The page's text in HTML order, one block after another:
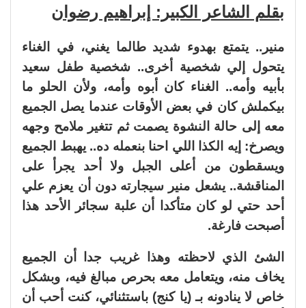
بقلم الشاعر الكبير: إبراهيم رضوان
منير.. يتمتع بهدوء شديد طالما يغني، في الغناء
يتحول إلي شخصية أخرى.. شخصية طفل سعيد
بأبيه وأمه.. الغناء كان أبوه وأمه، ولأن الحلو ما
بيكملش كان في بعض الأوقات عندما يصل الجميع
معه إلى حالة النشوة يصمت ثم تتغير ملامح وجهه
ويصرخ: إيه الكذا اللي احنا بنعمله ده.. يهبط الجميع
ويسقطون من أعلى الجبل ولا أحد يجرأ على
المناقشة.. يشعل منير سيجارته دون أن يعزم علي
أحد حتي لو كان متأكدا أن علبة سجائر الأحد هذا
أصبحت فارغة.
الشئ الذي لاحظته وهذا غريب جدا أن الجميع
يخاف منه، ويتعامل معه بحرص مبالغ فيه، وبشكل
خاص لا ينادونه بـ (يا كنج) باستثنائي، كنت أحب أن